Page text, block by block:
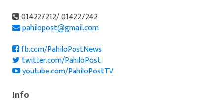
014227212/ 014227242
pahilopost@gmail.com
fb.com/PahiloPostNews
twitter.com/PahiloPost
youtube.com/PahiloPostTV
Info